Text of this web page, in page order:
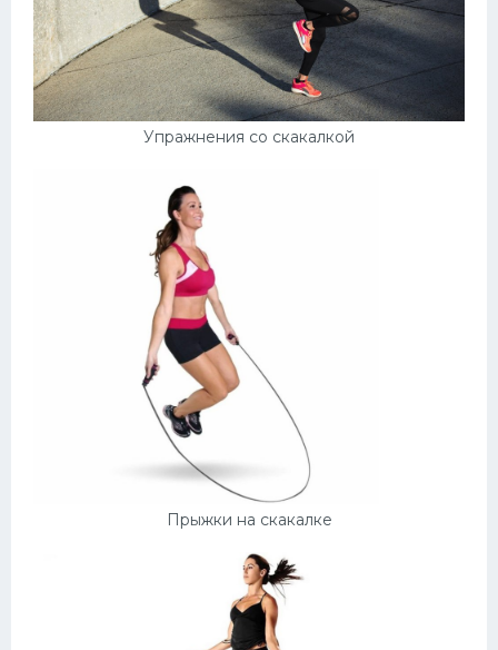
Упражнения со скакалкой
Прыжки на скакалке